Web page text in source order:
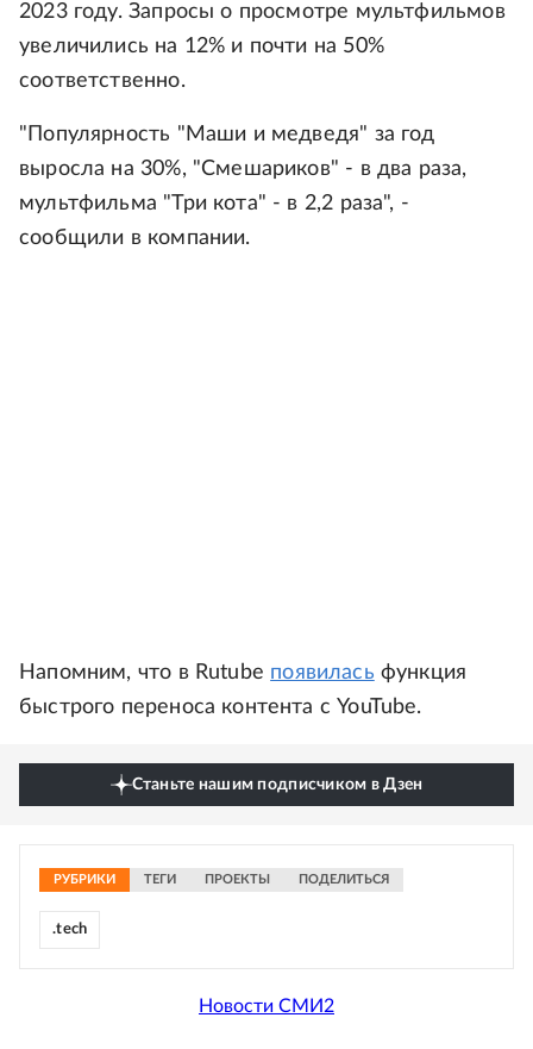
2023 году. Запросы о просмотре мультфильмов
увеличились на 12% и почти на 50%
соответственно.
"Популярность "Маши и медведя" за год
выросла на 30%, "Смешариков" - в два раза,
мультфильма "Три кота" - в 2,2 раза", -
сообщили в компании.
Напомним, что в Rutube появилась функция
быстрого переноса контента с YouTube.
Станьте нашим подписчиком в Дзен
РУБРИКИ ТЕГИ ПРОЕКТЫ ПОДЕЛИТЬСЯ
.tech
Новости СМИ2